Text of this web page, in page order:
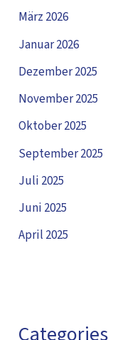
März 2026
Januar 2026
Dezember 2025
November 2025
Oktober 2025
September 2025
Juli 2025
Juni 2025
April 2025
Categories